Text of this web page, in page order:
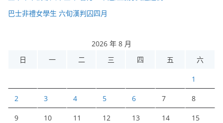
巴士非禮女學生 六旬漢判囚四月
2026 年 8 月
日
一 二 三 四 五 六
1
2 3 4 5 6 7 8
9 10 11 12 13 14 15